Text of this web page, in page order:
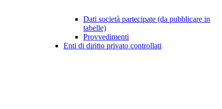
Dati società partecipate (da pubblicare in
tabelle)
Provvedimenti
Enti di diritto privato controllati